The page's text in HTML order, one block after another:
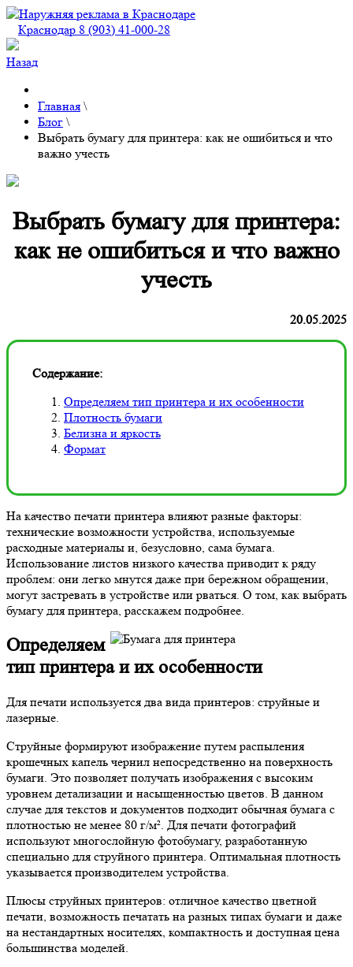
Краснодар 8 (903) 41-000-28
Назад
Главная \
Блог \
Выбрать бумагу для принтера: как не ошибиться и что
важно учесть
Выбрать бумагу для принтера:
как не ошибиться и что важно
учесть
20.05.2025
Содержание:
Определяем тип принтера и их особенности
Плотность бумаги
Белизна и яркость
Формат
На качество печати принтера влияют разные факторы:
технические возможности устройства, используемые
расходные материалы и, безусловно, сама бумага.
Использование листов низкого качества приводит к ряду
проблем: они легко мнутся даже при бережном обращении,
могут застревать в устройстве или рваться. О том, как выбрать
бумагу для принтера, расскажем подробнее.
Определяем
тип принтера и их особенности
Для печати используется два вида принтеров: струйные и
лазерные.
Струйные формируют изображение путем распыления
крошечных капель чернил непосредственно на поверхность
бумаги. Это позволяет получать изображения с высоким
уровнем детализации и насыщенностью цветов. В данном
случае для текстов и документов подходит обычная бумага с
плотностью не менее 80 г/м². Для печати фотографий
используют многослойную фотобумагу, разработанную
специально для струйного принтера. Оптимальная плотность
указывается производителем устройства.
Плюсы струйных принтеров: отличное качество цветной
печати, возможность печатать на разных типах бумаги и даже
на нестандартных носителях, компактность и доступная цена
большинства моделей.